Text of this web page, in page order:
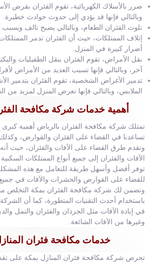
ضرر بالأسلاك الكهربائية، تقوم الفئران بقرض
وبالتالي فإنها قد يؤدي إلى حدوث حوادث خطيرة.
تلوث الفئران الطعام، وبالتالي يصبح تالف
إتلاف الممتلكات، حيث أن الفئران تدمر
أضرار كبيرة في المنزل.
نقل الأمراض، تقوم الفئران بنقل الطفيليات
آخر، وبالتالي فإنها تسبب العديد من الأمراض
تدمير الأغراض الشخصية، تقوم الفئران بتدمير
الملابس، وبالتالي فإنها تعرض المنزل لمزيد من
أهمية خدمات شركة مكافحة
تمتلك شركة مكافحة الفئران بالرياض أهمية كبرى
تساعدنا في القضاء على الفئران والقوارض،
وتقدم طرق القضاء على الآفات والفئران، حيث
الآفات والفئران إلى جميع أنواع الممتلكات السكنية
توفر أفضل وأسهل طريقة للتعامل مع هذه
للقضاء على القوارض والحشرات والآفات في جميع
وتضمن لك شركة مكافحة الفئران بمكة التخلص
باستخدام أحدث التقنيات المتطورة، كما أن الشركة
في إبادة الآفات مثل الجرذان والفئران والنمل
وغيرها من الآفات الشائعة.
خدمات مكافحة فئران
تحرص شركة مكافحة فئران المنازل بمكة على